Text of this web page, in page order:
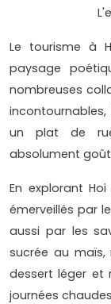
Le tourisme à
paysage
nombreuses
un plat de
absolument
En explorant
émerveillés par
aussi par les
sucrée au
dessert léger et
journées